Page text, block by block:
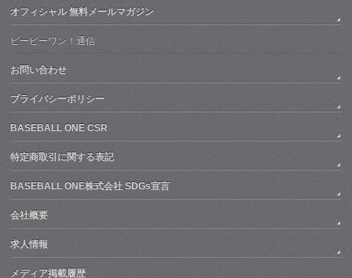
オフィシャル 無料メールマガジン
ビービーワン！通信
お問い合わせ
プライバシーポリシー
BASEBALL ONE CSR
特定商取引に関する表記
BASEBALL ONE株式会社 SDGs宣言
会社概要
求人情報
メディア掲載履歴